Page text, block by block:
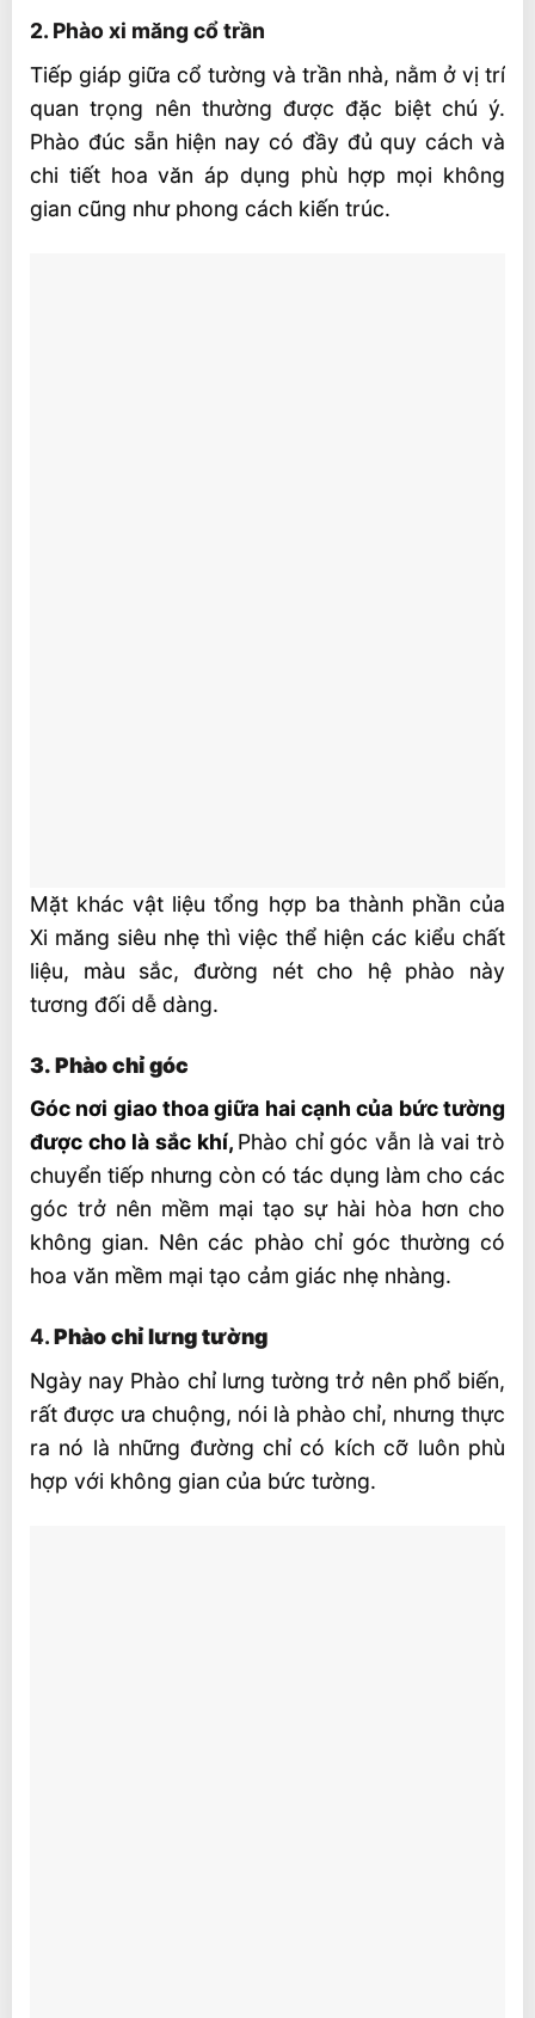
2. Phào xi măng cổ trần
Tiếp giáp giữa cổ tường và trần nhà, nằm ở vị trí
quan trọng nên thường được đặc biệt chú ý.
Phào đúc sẵn hiện nay có đầy đủ quy cách và
chi tiết hoa văn áp dụng phù hợp mọi không
gian cũng như phong cách kiến trúc.
Mặt khác vật liệu tổng hợp ba thành phần của
Xi măng siêu nhẹ thì việc thể hiện các kiểu chất
liệu, màu sắc, đường nét cho hệ phào này
tương đối dễ dàng.
3. Phào chỉ góc
Góc nơi giao thoa giữa hai cạnh của bức tường
được cho là sắc khí, Phào chỉ góc vẫn là vai trò
chuyển tiếp nhưng còn có tác dụng làm cho các
góc trở nên mềm mại tạo sự hài hòa hơn cho
không gian. Nên các phào chỉ góc thường có
hoa văn mềm mại tạo cảm giác nhẹ nhàng.
4.Phào chỉ lưng tường
Ngày nay Phào chỉ lưng tường trở nên phổ biến,
rất được ưa chuộng, nói là phào chỉ, nhưng thực
ra nó là những đường chỉ có kích cỡ luôn phù
hợp với không gian của bức tường.